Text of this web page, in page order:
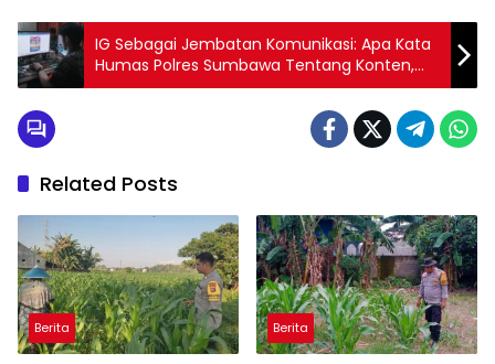
IG Sebagai Jembatan Komunikasi: Apa Kata
Humas Polres Sumbawa Tentang Konten,
Akses, Dan Respon Masyarakat
Related Posts
Berita Berita